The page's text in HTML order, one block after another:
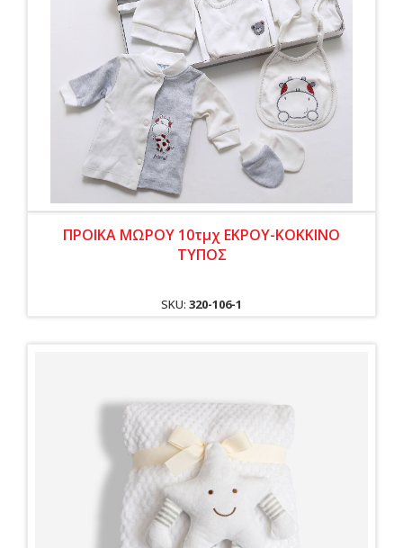
ΠΡΟΙΚΑ ΜΩΡΟΥ 10τμχ ΕΚΡΟΥ-ΚΟΚΚΙΝΟ
ΤΥΠΟΣ
SKU: 320-106-1